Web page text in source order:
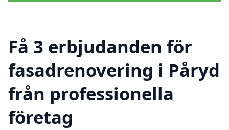
Få 3 erbjudanden för
fasadrenovering i Påryd
från professionella
företag